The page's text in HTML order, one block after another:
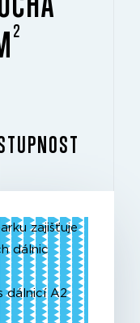
2
zajišťuje
dálnic
dálnicí A2